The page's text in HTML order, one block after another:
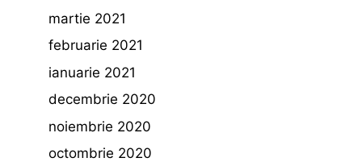
martie 2021
februarie 2021
ianuarie 2021
decembrie 2020
noiembrie 2020
octombrie 2020